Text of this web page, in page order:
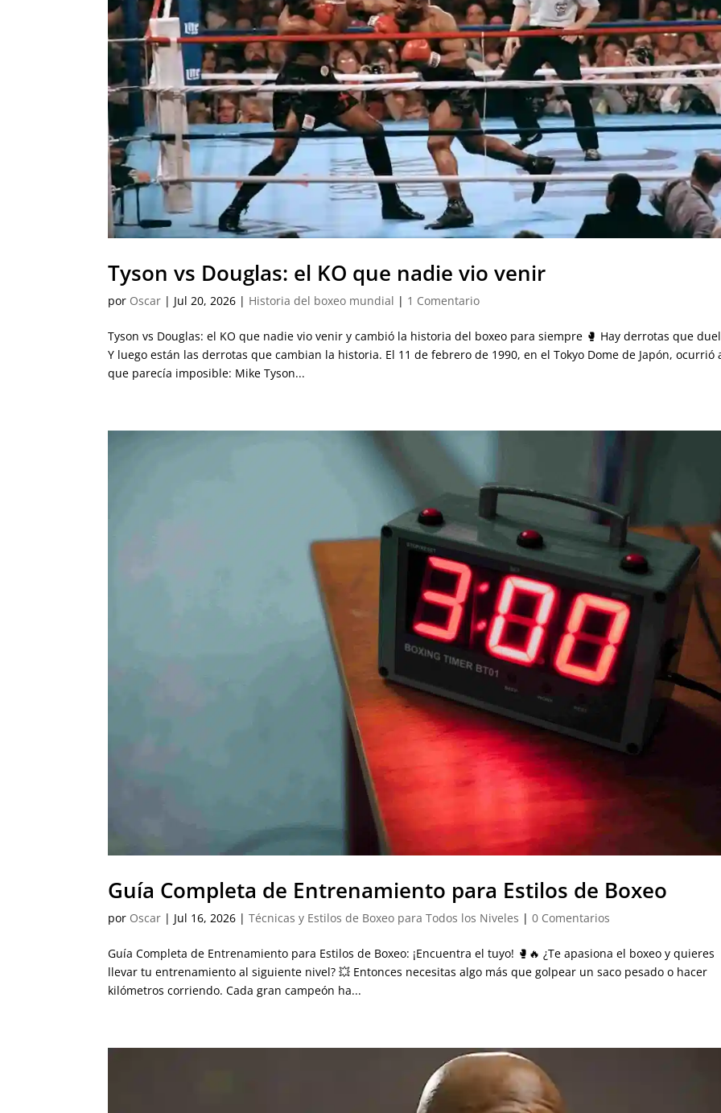
Tyson vs Douglas: el KO que nadie vio venir
por Oscar | Jul 20, 2026 | Historia del boxeo mundial | 1 Comentario
Tyson vs Douglas: el KO que nadie vio venir y cambió la historia del boxeo para siempre 🥊 Hay derrotas que
Y luego están las derrotas que cambian la historia. El 11 de febrero de 1990, en el Tokyo Dome de Japón, ocurrió
que parecía imposible: Mike Tyson...
Guía Completa de Entrenamiento para Estilos de Boxeo
por Oscar | Jul 16, 2026 |Técnicas y Estilos de Boxeo para Todos los Niveles |0 Comentarios
Guía Completa de Entrenamiento para Estilos de Boxeo: ¡Encuentra el tuyo! 🥊🔥 ¿Te apasiona el boxeo y quieres
llevar tu entrenamiento al siguiente nivel? 💥 Entonces necesitas algo más que golpear un saco pesado o hacer
kilómetros corriendo. Cada gran campeón ha...